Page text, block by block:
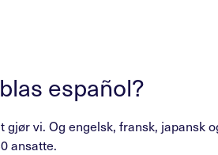
español?
gjør vi. Og engelsk, fransk, japansk
ansatte.